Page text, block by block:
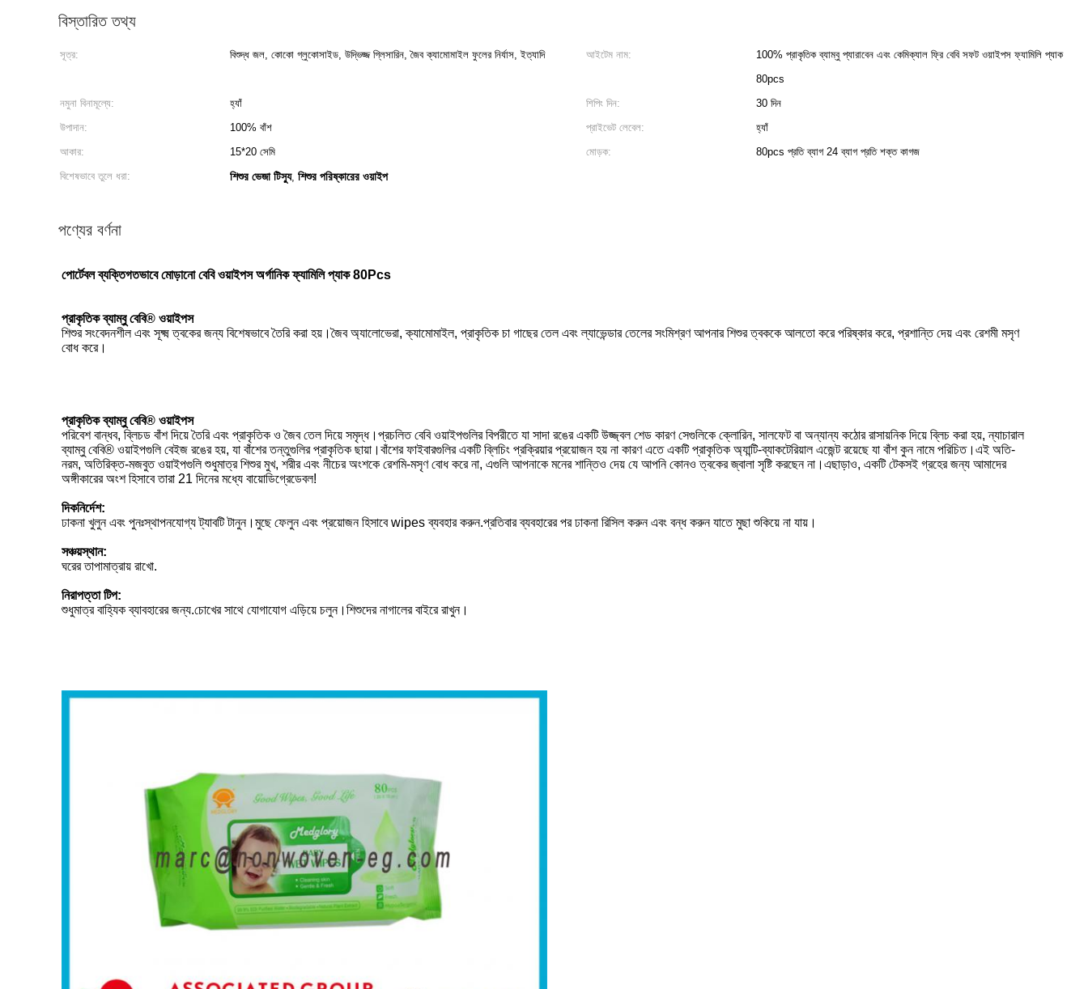
বিস্তারিত তথ্য
সূত্র: বিশুদ্ধ জল, কোকো গ্লুকোসাইড, উদ্ভিজ্জ গ্লিসারিন, জৈব ক্যামোমাইল ফুলের নির্যাস, ইত্যাদি আইটেম নাম:
100% প্রাকৃতিক ব্যাম্বু প্যারাবেন এবং কেমিক্যাল ফ্রি বেবি সফট ওয়াইপস ফ্যামিলি প্যাক
80pcs
নমুনা বিনামূল্যে:
হ্যাঁ শিপিং দিন:
30 দিন
উপাদান:
100% বাঁশ প্রাইভেট লেবেল:
হ্যাঁ
আকার:
15*20 সেমি মোড়ক:
80pcs প্রতি ব্যাগ 24 ব্যাগ প্রতি শক্ত কাগজ
বিশেষভাবে তুলে ধরা:
শিশুর ভেজা টিস্যু, শিশুর পরিষ্কারের ওয়াইপ
পণ্যের বর্ণনা
পোর্টেবল ব্যক্তিগতভাবে মোড়ানো বেবি ওয়াইপস অর্গানিক ফ্যামিলি প্যাক 80Pcs
প্রাকৃতিক ব্যাম্বু বেবি® ওয়াইপস
শিশুর সংবেদনশীল এবং সূক্ষ্ম ত্বকের জন্য বিশেষভাবে তৈরি করা হয়।জৈব অ্যালোভেরা, ক্যামোমাইল, প্রাকৃতিক চা গাছের তেল এবং ল্যাভেন্ডার তেলের সংমিশ্রণ আপনার শিশুর ত্বককে আলতো করে পরিষ্কার করে, প্রশান্তি দেয় এবং রেশমী মসৃণ
বোধ করে।
প্রাকৃতিক ব্যাম্বু বেবি® ওয়াইপস
পরিবেশ বান্ধব, ব্লিচড বাঁশ দিয়ে তৈরি এবং প্রাকৃতিক ও জৈব তেল দিয়ে সমৃদ্ধ।প্রচলিত বেবি ওয়াইপগুলির বিপরীতে যা সাদা রঙের একটি উজ্জ্বল শেড কারণ সেগুলিকে ক্লোরিন, সালফেট বা অন্যান্য কঠোর রাসায়নিক দিয়ে ব্লিচ করা হয়, ন্যাচারাল
ব্যাম্বু বেবি® ওয়াইপগুলি বেইজ রঙের হয়, যা বাঁশের তন্তুগুলির প্রাকৃতিক ছায়া।বাঁশের ফাইবারগুলির একটি ব্লিচিং প্রক্রিয়ার প্রয়োজন হয় না কারণ এতে একটি প্রাকৃতিক অ্যান্টি-ব্যাকটেরিয়াল এজেন্ট রয়েছে যা বাঁশ কুন নামে পরিচিত।এই অতি-
নরম, অতিরিক্ত-মজবুত ওয়াইপগুলি শুধুমাত্র শিশুর মুখ, শরীর এবং নীচের অংশকে রেশমি-মসৃণ বোধ করে না, এগুলি আপনাকে মনের শান্তিও দেয় যে আপনি কোনও ত্বকের জ্বালা সৃষ্টি করছেন না।এছাড়াও, একটি টেকসই গ্রহের জন্য আমাদের
অঙ্গীকারের অংশ হিসাবে তারা 21 দিনের মধ্যে বায়োডিগ্রেডেবল!
দিকনির্দেশ:
ঢাকনা খুলুন এবং পুনঃস্থাপনযোগ্য ট্যাবটি টানুন।মুছে ফেলুন এবং প্রয়োজন হিসাবে wipes ব্যবহার করুন.প্রতিবার ব্যবহারের পর ঢাকনা রিসিল করুন এবং বন্ধ করুন যাতে মুছা শুকিয়ে না যায়।
সঞ্চয়স্থান:
ঘরের তাপামাত্রায় রাখো.
নিরাপত্তা টিপ:
শুধুমাত্র বাহ্যিক ব্যাবহারের জন্য.চোখের সাথে যোগাযোগ এড়িয়ে চলুন।শিশুদের নাগালের বাইরে রাখুন।